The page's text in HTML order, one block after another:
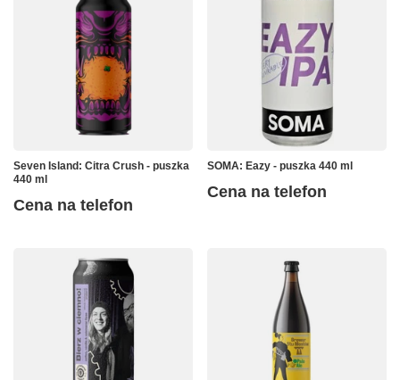
Seven Island: Citra Crush - puszka
440 ml
Cena na telefon
SOMA: Eazy - puszka 440 ml
Cena na telefon